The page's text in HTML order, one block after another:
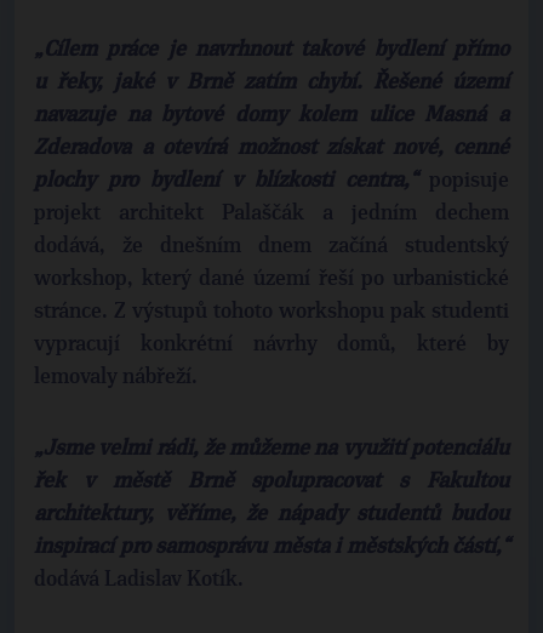
„Cílem práce je navrhnout takové bydlení přímo
u řeky, jaké v Brně zatím chybí. Řešené území
navazuje na bytové domy kolem ulice Masná a
Zderadova a otevírá možnost získat nové, cenné
plochy pro bydlení v blízkosti centra,“popisuje
projekt architekt Palaščák a jedním dechem
dodává, že dnešním dnem začíná studentský
workshop, který dané území řeší po urbanistické
stránce. Z výstupů tohoto workshopu pak studenti
vypracují konkrétní návrhy domů, které by
lemovaly nábřeží.
„Jsme velmi rádi, že můžeme na využití potenciálu
řek v městě Brně spolupracovat s Fakultou
architektury, věříme, že nápady studentů budou
inspirací pro samosprávu města i městských částí,“
dodává Ladislav Kotík.